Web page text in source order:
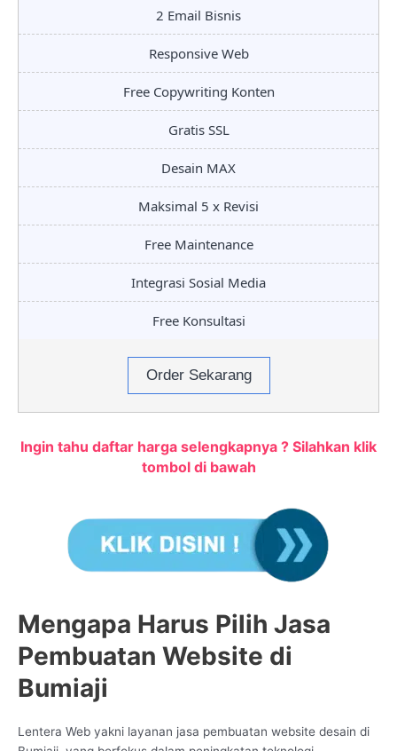
2 Email Bisnis
Responsive Web
Free Copywriting Konten
Gratis SSL
Desain MAX
Maksimal 5 x Revisi
Free Maintenance
Integrasi Sosial Media
Free Konsultasi
Order Sekarang
Ingin tahu daftar harga selengkapnya ? Silahkan klik
tombol di bawah
Mengapa Harus Pilih Jasa
Pembuatan Website di
Bumiaji
Lentera Web yakni layanan jasa pembuatan website desain di